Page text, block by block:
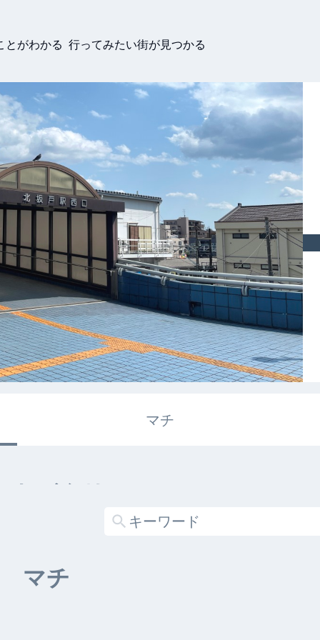
とがわかる 行ってみたい街が見つかる
マチ
キガタリ
マチ